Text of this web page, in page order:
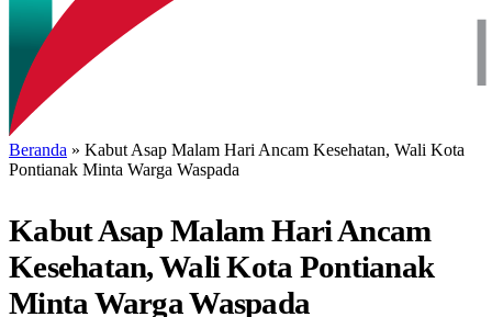
Beranda » Kabut Asap Malam Hari Ancam Kesehatan, Wali Kota
Pontianak Minta Warga Waspada
Kabut Asap Malam Hari Ancam
Kesehatan, Wali Kota Pontianak
Minta Warga Waspada